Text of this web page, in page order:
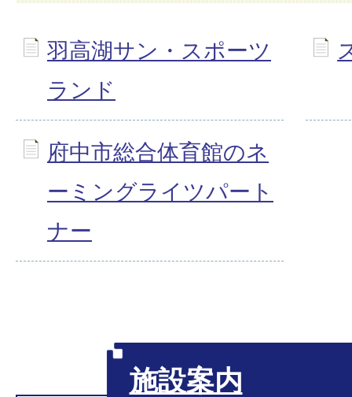
羽高湖サン・スポーツ
ランド
府中市総合体育館のネ
ーミングライツパート
ナー
施設案内